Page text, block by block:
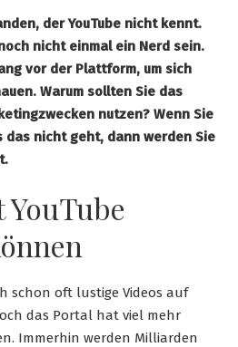
der YouTube nicht kennt.
nicht einmal ein Nerd sein.
vor der Plattform, um sich
Warum sollten Sie das
nutzen? Wenn Sie
das nicht geht, dann werden Sie
YouTube
schon oft lustige Videos auf
das Portal hat viel mehr
Immerhin werden Milliarden